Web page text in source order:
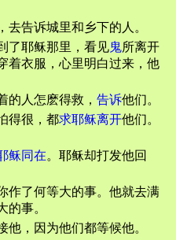
去告诉城里和乡下的人。
了耶稣那里，看见鬼所离开
着衣服，心里明白过来，他
的人怎麽得救， 告诉他们。
得很，都求耶稣离开他们。
稣同在。耶稣却打发他回
作了何等大的事。他就去满
的事。
他，因为他们都等候他。